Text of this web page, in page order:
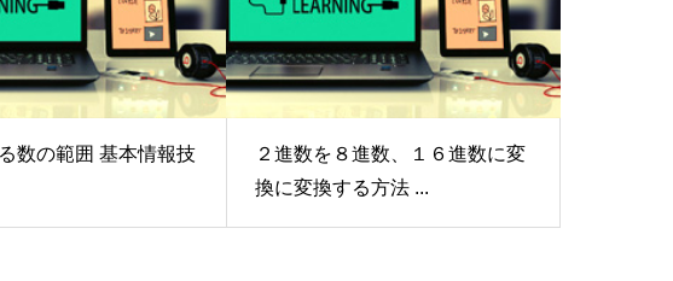
数の範囲 基本情報技
２進数を８進数、１６進数に変
換に変換する方法 ...